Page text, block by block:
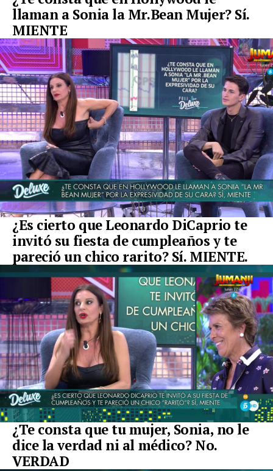
llaman a Sonia la Mr.Bean Mujer? Sí.
MIENTE
¿Es cierto que Leonardo DiCaprio te
invitó su fiesta de cumpleaños y te
pareció un chico rarito? Sí. MIENTE.
¿Te consta que tu mujer, Sonia, no le
dice la verdad ni al médico? No.
VERDAD